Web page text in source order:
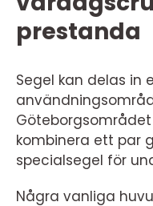
prestanda
Segel kan delas in
kombinera ett par
specialsegel för
Några vanliga